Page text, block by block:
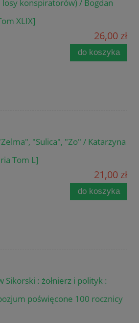
losy konspiratorów) / Bogdan
XLIX]
26,00 zł
do koszyka
"Sulica", "Zo" / Katarzyna
Tom L]
21,00 zł
do koszyka
Sikorski : żołnierz i polityk :
poświęcone 100 rocznicy